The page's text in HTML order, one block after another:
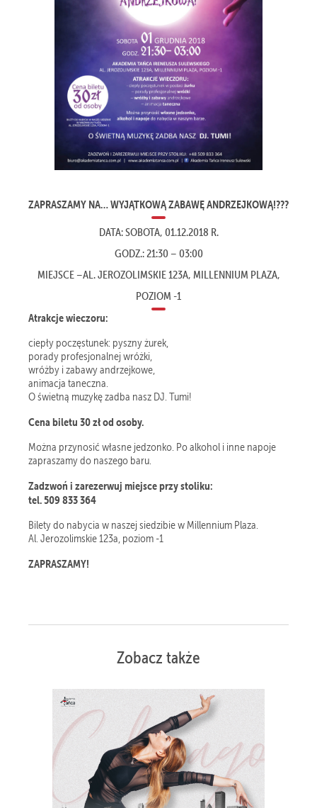
ZAPRASZAMY NA… WYJĄTKOWĄ ZABAWĘ ANDRZEJKOWĄ!?️??
DATA: SOBOTA, 01.12.2018 R.
GODZ.: 21:30 – 03:00
MIEJSCE –AL. JEROZOLIMSKIE 123A, MILLENNIUM PLAZA,
POZIOM -1
Atrakcje wieczoru:
ciepły poczęstunek: pyszny żurek,
porady profesjonalnej wróżki,
wróżby i zabawy andrzejkowe,
animacja taneczna.
O świetną muzykę zadba nasz DJ. Tumi!
Cena biletu 30 zł od osoby.
Można przynosić własne jedzonko. Po alkohol i inne napoje
zapraszamy do naszego baru.
Zadzwoń i zarezerwuj miejsce przy stoliku:
tel. 509 833 364
Bilety do nabycia w naszej siedzibie w Millennium Plaza.
Al. Jerozolimskie 123a, poziom -1
ZAPRASZAMY!
Zobacz także